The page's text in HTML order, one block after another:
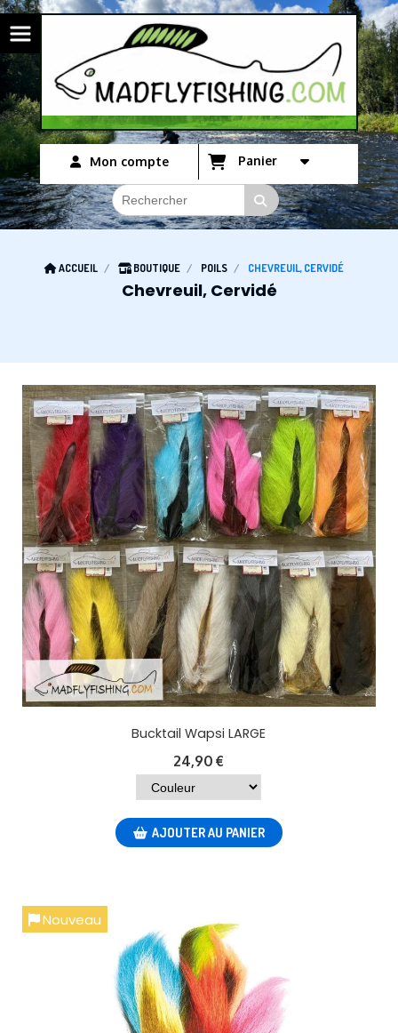
Mon compte Panier
ACCUEIL BOUTIQUE POILS CHEVREUIL, CERVIDÉ
Chevreuil, Cervidé
Bucktail Wapsi LARGE
24,90 €
AJOUTER AU PANIER
Nouveau
Panneau de gestion des cookies